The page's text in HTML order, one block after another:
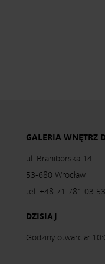
GALERIA WNĘTRZ
ul. Braniborska 14
53-680 Wrocław
tel. +48 71 781 03 53
DZISIAJ
Godziny otwarcia: